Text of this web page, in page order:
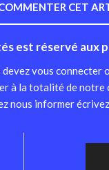
CET
est réservé aux
vous
à la totalité de notre
nous informer